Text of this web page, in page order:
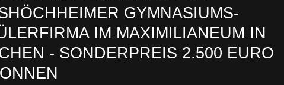
GYMNASIUMS-
IM MAXIMILIANEUM IN
- SONDERPREIS 2.500 EURO